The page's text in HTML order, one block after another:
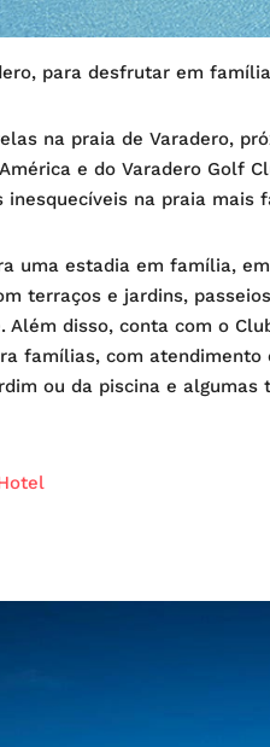
para desfrutar em
na praia de Varadero,
e do Varadero Golf
na praia mais
uma estadia em família,
terraços e jardins,
disso, conta com o
famílias, com
ou da piscina e